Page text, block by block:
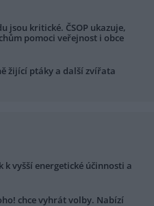
jsou kritické. ČSOP ukazuje,
pomoci veřejnost i obce
žijící ptáky a další zvířata
vyšší energetické účinnosti a
chce vyhrát volby. Nabízí